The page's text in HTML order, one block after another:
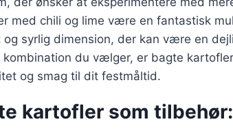
med chili og lime være en fantastisk
og syrlig dimension, der kan være en
kombination du vælger, er bagte
og smag til dit festmåltid.
kartofler som